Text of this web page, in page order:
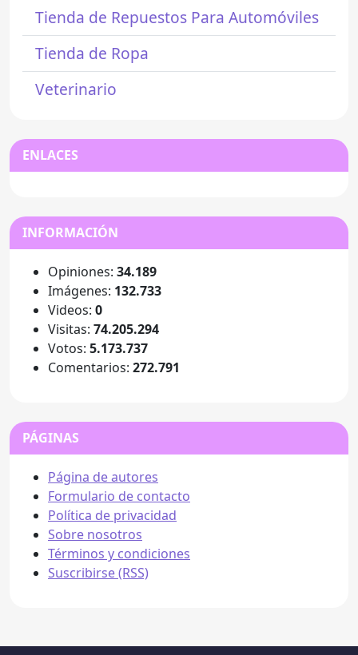
Tienda de Repuestos Para Automóviles
Tienda de Ropa
Veterinario
ENLACES
INFORMACIÓN
Opiniones: 34.189
Imágenes: 132.733
Videos: 0
Visitas: 74.205.294
Votos: 5.173.737
Comentarios: 272.791
PÁGINAS
Página de autores
Formulario de contacto
Política de privacidad
Sobre nosotros
Términos y condiciones
Suscribirse (RSS)